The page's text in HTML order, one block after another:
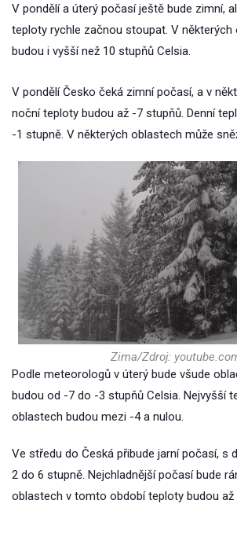
V pondělí a úterý počasí ještě bude zimní,
teploty rychle začnou stoupat. V
budou i vyšší než 10 stupňů Celsia.
V pondělí Česko čeká zimní počasí, a v
noční teploty budou až -7 stupňů. Denní
-1 stupně. V některých oblastech může
Zima/Zdroj:
Podle meteorologů v úterý bude všude
budou od -7 do -3 stupňů Celsia. Nejvyšší
oblastech budou mezi -4 a nulou.
Ve středu do Česká přibude jarní počasí, s
2 do 6 stupně. Nejchladnější počasí bude
oblastech v tomto období teploty budou až